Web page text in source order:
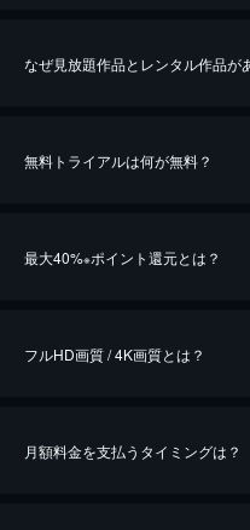
なぜ見放題作品とレンタル作品が
無料トライアルは何が無料？
最大40%※ポイント還元とは？
※40％ポイント還元の対象は、クレジッ
フルHD画質 / 4K画質とは？
月額料金を支払うタイミングは？